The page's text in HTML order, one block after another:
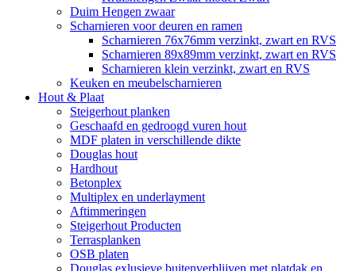
Duim Hengen zwaar
Scharnieren voor deuren en ramen
Scharnieren 76x76mm verzinkt, zwart en RVS
Scharnieren 89x89mm verzinkt, zwart en RVS
Scharnieren klein verzinkt, zwart en RVS
Keuken en meubelscharnieren
Hout & Plaat
Steigerhout planken
Geschaafd en gedroogd vuren hout
MDF platen in verschillende dikte
Douglas hout
Hardhout
Betonplex
Multiplex en underlayment
Aftimmeringen
Steigerhout Producten
Terrasplanken
OSB platen
Douglas exlusieve buitenverblijven met platdak en